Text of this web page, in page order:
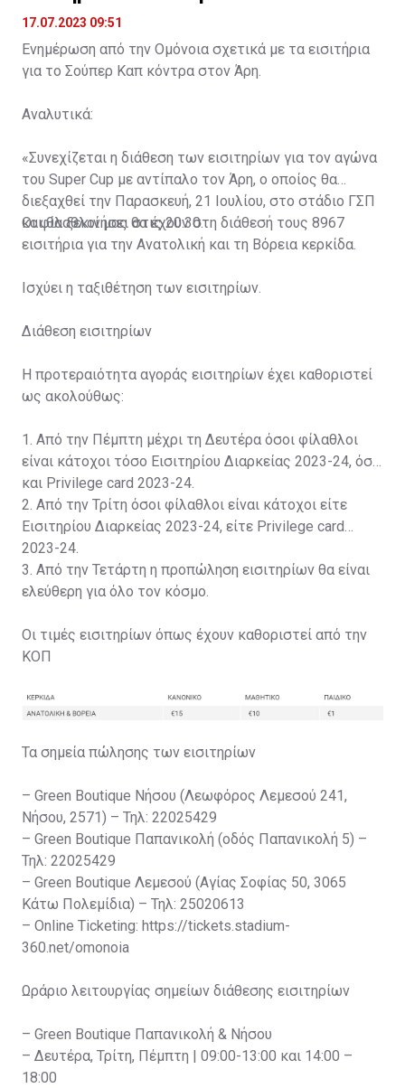
17.07.2023 09:51
Ενημέρωση από την Ομόνοια σχετικά με τα εισιτήρια
για το Σούπερ Καπ κόντρα στον Άρη.
Αναλυτικά:
«Συνεχίζεται η διάθεση των εισιτηρίων για τον αγώνα
του Super Cup με αντίπαλο τον Άρη, ο οποίος θα
διεξαχθεί την Παρασκευή, 21 Ιουλίου, στο στάδιο ΓΣΠ
και θα ξεκινήσει στις 20:30.
Οι φίλαθλοί μας θα έχουν στη διάθεσή τους 8967
εισιτήρια για την Ανατολική και τη Βόρεια κερκίδα.
Ισχύει η ταξιθέτηση των εισιτηρίων.
Διάθεση εισιτηρίων
Η προτεραιότητα αγοράς εισιτηρίων έχει καθοριστεί
ως ακολούθως:
1. Από την Πέμπτη μέχρι τη Δευτέρα όσοι φίλαθλοι
είναι κάτοχοι τόσο Εισιτηρίου Διαρκείας 2023-24, όσο
και Privilege card 2023-24.
2. Από την Τρίτη όσοι φίλαθλοι είναι κάτοχοι είτε
Εισιτηρίου Διαρκείας 2023-24, είτε Privilege card
2023-24.
3. Από την Τετάρτη η προπώληση εισιτηρίων θα είναι
ελεύθερη για όλο τον κόσμο.
Οι τιμές εισιτηρίων όπως έχουν καθοριστεί από την
ΚΟΠ
Τα σημεία πώλησης των εισιτηρίων
– Green Boutique Νήσου (Λεωφόρος Λεμεσού 241,
Νήσου, 2571) – Τηλ: 22025429
– Green Boutique Παπανικολή (οδός Παπανικολή 5) –
Τηλ: 22025429
– Green Boutique Λεμεσού (Αγίας Σοφίας 50, 3065
Κάτω Πολεμίδια) – Τηλ: 25020613
– Online Ticketing: https://tickets.stadium-
360.net/omonoia
Ωράριο λειτουργίας σημείων διάθεσης εισιτηρίων
– Green Boutique Παπανικολή & Νήσου
– Δευτέρα, Τρίτη, Πέμπτη | 09:00-13:00 και 14:00 –
18:00